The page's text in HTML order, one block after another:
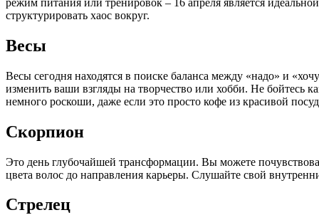
режим питания или тренировок – 16 апреля является
структурировать хаос вокруг.
Весы
Весы сегодня находятся в поиске баланса между «надо» и
изменить ваши взгляды на творчество или хобби. Не бойтесь
немного роскоши, даже если это просто кофе из красивой
Скорпион
Это день глубочайшей трансформации. Вы можете
цвета волос до направления карьеры. Слушайте свой
Стрелец